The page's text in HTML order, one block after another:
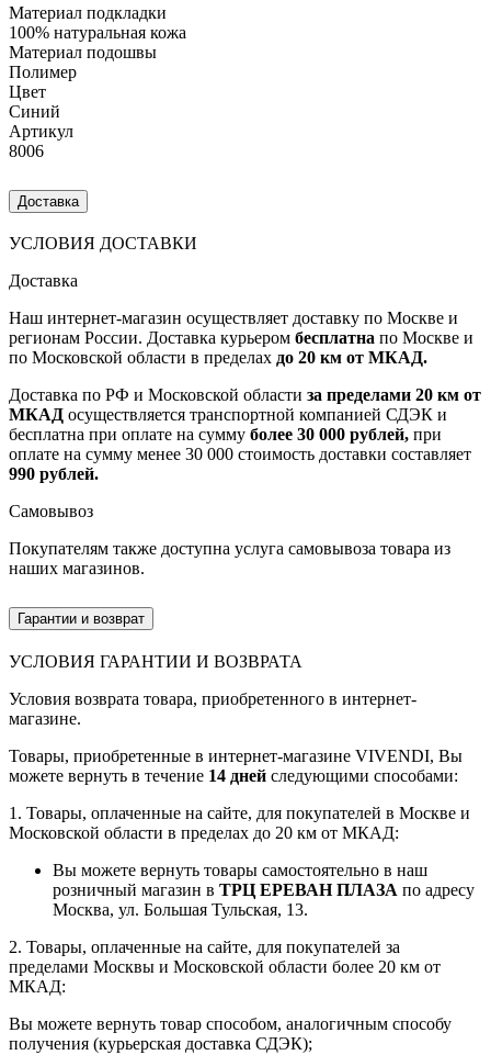
Материал подкладки
100% натуральная кожа
Материал подошвы
Полимер
Цвет
Синий
Артикул
8006
Доставка
УСЛОВИЯ ДОСТАВКИ
Доставка
Наш интернет-магазин осуществляет доставку по Москве и
регионам России. Доставка курьером бесплатна по Москве и
по Московской области в пределах до 20 км от МКАД.
Доставка по РФ и Московской области за пределами 20 км от
МКАД осуществляется транспортной компанией СДЭК и
бесплатна при оплате на сумму более 30 000 рублей, при
оплате на сумму менее 30 000 стоимость доставки составляет
990 рублей.
Самовывоз
Покупателям также доступна услуга самовывоза товара из
наших магазинов.
Гарантии и возврат
УСЛОВИЯ ГАРАНТИИ И ВОЗВРАТА
Условия возврата товара, приобретенного в интернет-
магазине.
Товары, приобретенные в интернет-магазине VIVENDI, Вы
можете вернуть в течение 14 дней следующими способами:
1. Товары, оплаченные на сайте, для покупателей в Москве и
Московской области в пределах до 20 км от МКАД:
Вы можете вернуть товары самостоятельно в наш
розничный магазин в ТРЦ ЕРЕВАН ПЛАЗА по адресу
Москва, ул. Большая Тульская, 13.
2. Товары, оплаченные на сайте, для покупателей за
пределами Москвы и Московской области более 20 км от
МКАД:
Вы можете вернуть товар способом, аналогичным способу
получения (курьерская доставка СДЭК);